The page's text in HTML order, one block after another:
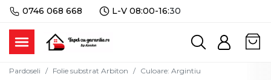
0746 068 668 L-V 08:00-16:30
Pardoseli Folie substrat Arbiton Culoare: Argintiu